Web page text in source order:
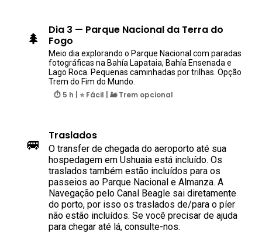
🌲
Dia 3 — Parque Nacional da Terra do
Fogo
Meio dia explorando o Parque Nacional com paradas
fotográficas na Bahía Lapataia, Bahía Ensenada e
Lago Roca. Pequenas caminhadas por trilhas. Opção
Trem do Fim do Mundo.
⏱ 5 h | ⭐ Fácil | 🚂 Trem opcional
🚐
Traslados
O transfer de chegada do aeroporto até sua
hospedagem em Ushuaia está incluído. Os
traslados também estão incluídos para os
passeios ao Parque Nacional e Almanza. A
Navegação pelo Canal Beagle sai diretamente
do porto, por isso os traslados de/para o píer
não estão incluídos. Se você precisar de ajuda
para chegar até lá, consulte-nos.